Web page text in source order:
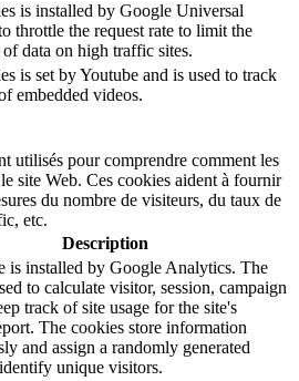
is installed by Google Universal
throttle the request rate to limit the
data on high traffic sites.
is set by Youtube and is used to track
embedded videos.
utilisés pour comprendre comment les
site Web. Ces cookies aident à fournir
du nombre de visiteurs, du taux de
etc.
Description
is installed by Google Analytics. The
to calculate visitor, session, campaign
track of site usage for the site's
The cookies store information
and assign a randomly generated
unique visitors.